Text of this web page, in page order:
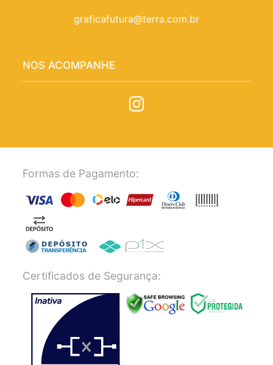
graficafutura@terra.com.br
NOS ACOMPANHE
Formas de Pagamento:
Certificados de Segurança: